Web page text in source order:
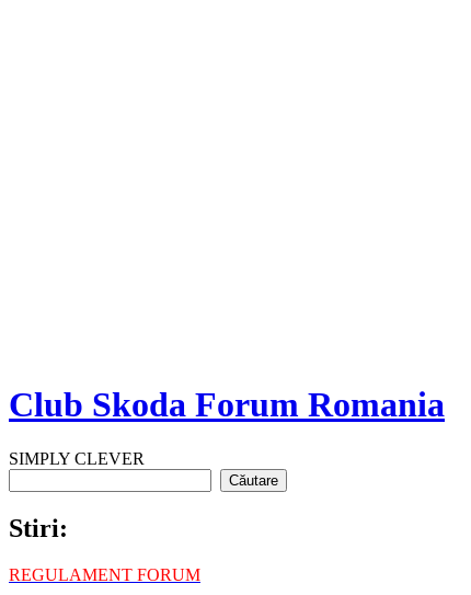
Club Skoda Forum Romania
SIMPLY CLEVER
Stiri:
REGULAMENT FORUM